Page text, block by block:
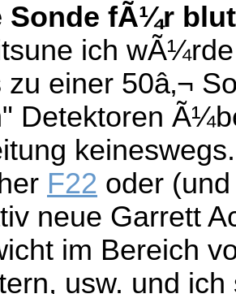
Sonde fÃ¼r
ich
zu einer 50â‚¬
Detektoren
F22 oder
neue Garrett
im Bereich
usw. und